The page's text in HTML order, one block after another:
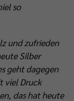
so
und zufrieden
Silber
geht dagegen
viel Druck
das hat heute